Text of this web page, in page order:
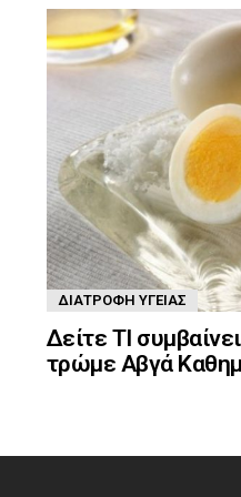
ΔΙΑΤΡΟΦΉ ΥΓΕΊΑΣ
Δείτε ΤΙ
τρώμε Αβγά